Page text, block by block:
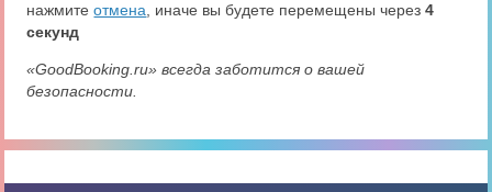
нажмитеотмена , иначе вы будете перемещены через4
секунд
«GoodBooking.ru» всегда заботится о вашей
безопасности.